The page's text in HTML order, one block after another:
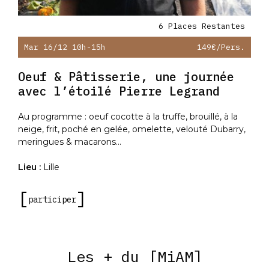
6 Places Restantes
Mar 16/12 10h-15h 149€/pers.
Oeuf & Pâtisserie, une journée
avec l’étoilé Pierre Legrand
Au programme : oeuf cocotte à la truffe, brouillé, à la
neige, frit, poché en gelée, omelette, velouté Dubarry,
meringues & macarons...
Lieu : Lille
participer
Les + du [MiAM]